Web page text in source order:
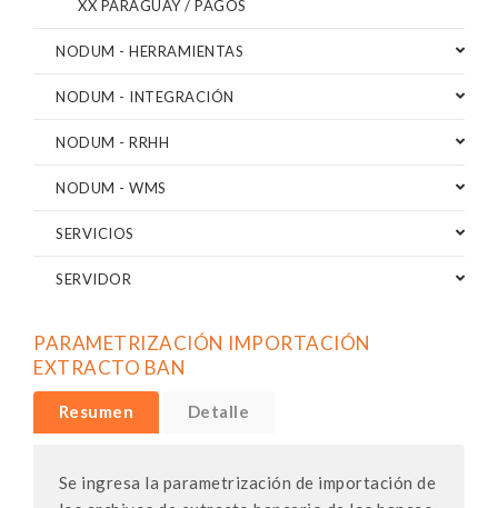
XX PARAGUAY / PAGOS
NODUM - HERRAMIENTAS
NODUM - INTEGRACIÓN
NODUM - RRHH
NODUM - WMS
SERVICIOS
SERVIDOR
PARAMETRIZACIÓN IMPORTACIÓN
EXTRACTO BAN
Resumen Detalle
Se ingresa la parametrización de importación de